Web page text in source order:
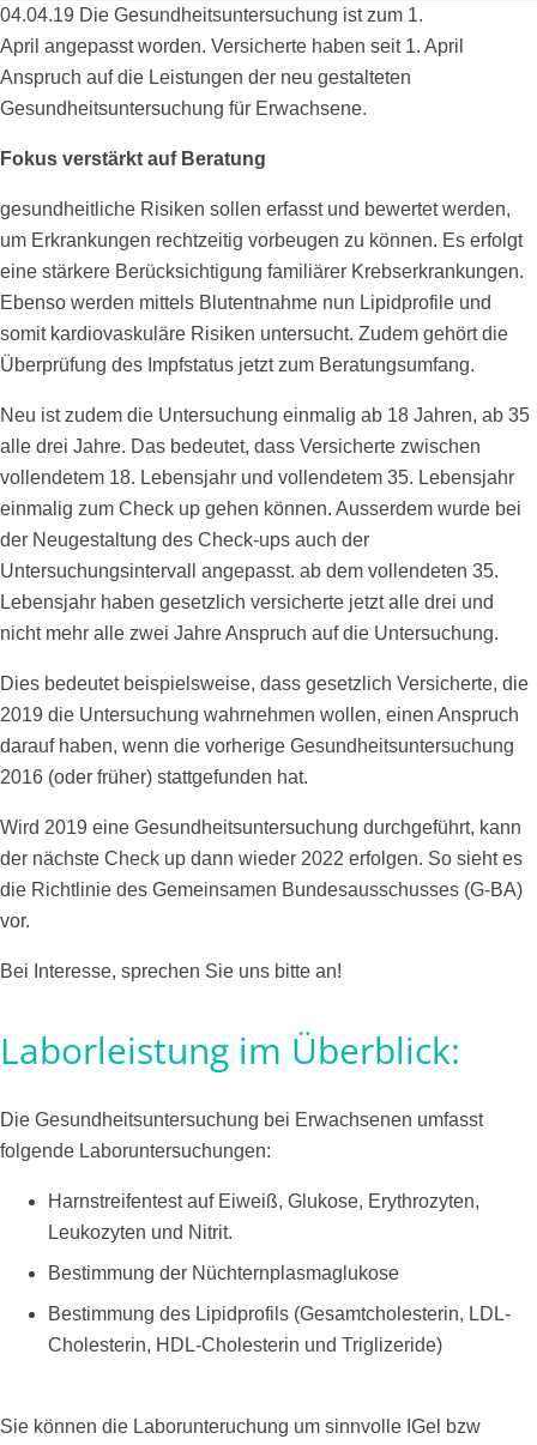
04.04.19 Die Gesundheitsuntersuchung ist zum 1.
April angepasst worden. Versicherte haben seit 1. April
Anspruch auf die Leistungen der neu gestalteten
Gesundheitsuntersuchung für Erwachsene.
Fokus verstärkt auf Beratung
gesundheitliche Risiken sollen erfasst und bewertet werden,
um Erkrankungen rechtzeitig vorbeugen zu können. Es erfolgt
eine stärkere Berücksichtigung familiärer Krebserkrankungen.
Ebenso werden mittels Blutentnahme nun Lipidprofile und
somit kardiovaskuläre Risiken untersucht. Zudem gehört die
Überprüfung des Impfstatus jetzt zum Beratungsumfang.
Neu ist zudem die Untersuchung einmalig ab 18 Jahren, ab 35
alle drei Jahre. Das bedeutet, dass Versicherte zwischen
vollendetem 18. Lebensjahr und vollendetem 35. Lebensjahr
einmalig zum Check up gehen können. Ausserdem wurde bei
der Neugestaltung des Check-ups auch der
Untersuchungsintervall angepasst. ab dem vollendeten 35.
Lebensjahr haben gesetzlich versicherte jetzt alle drei und
nicht mehr alle zwei Jahre Anspruch auf die Untersuchung.
Dies bedeutet beispielsweise, dass gesetzlich Versicherte, die
2019 die Untersuchung wahrnehmen wollen, einen Anspruch
darauf haben, wenn die vorherige Gesundheitsuntersuchung
2016 (oder früher) stattgefunden hat.
Wird 2019 eine Gesundheitsuntersuchung durchgeführt, kann
der nächste Check up dann wieder 2022 erfolgen. So sieht es
die Richtlinie des Gemeinsamen Bundesausschusses (G-BA)
vor.
Bei Interesse, sprechen Sie uns bitte an!
Laborleistung im Überblick:
Die Gesundheitsuntersuchung bei Erwachsenen umfasst
folgende Laboruntersuchungen:
Harnstreifentest auf Eiweiß, Glukose, Erythrozyten,
Leukozyten und Nitrit.
Bestimmung der Nüchternplasmaglukose
Bestimmung des Lipidprofils (Gesamtcholesterin, LDL-
Cholesterin, HDL-Cholesterin und Triglizeride)
Sie können die Laborunteruchung um sinnvolle IGel bzw